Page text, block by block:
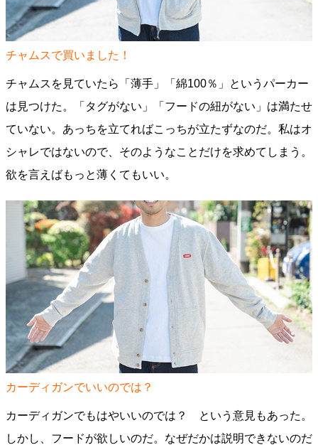
チャムスで買いました！
チャムスを見ていたら「薄手」「綿100％」というパーカー
は見つけた。「タグがない」「フードの紐がない」は満たせ
ていない。あっちを立てればこっちが立たずなのだ。私はオ
シャレではないので、そのようなことだけを求めてしまう。
欲を言えばもっと薄くてもいい。
カーディガンでいいのでは？
カーディガンでもはやいいのでは？ という意見もあった。
しかし、フードが欲しいのだ。なぜだかは説明できないのだ